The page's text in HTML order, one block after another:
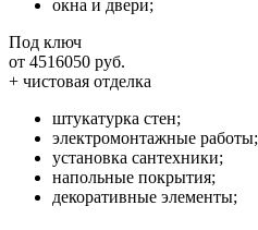
окна и двери;
Под ключ
от 4516050 руб.
+ чистовая отделка
штукатурка стен;
электромонтажные работы;
установка сантехники;
напольные покрытия;
декоративные элементы;